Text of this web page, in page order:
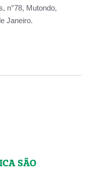
n°78, Mutondo,
Janeiro.
SÃO